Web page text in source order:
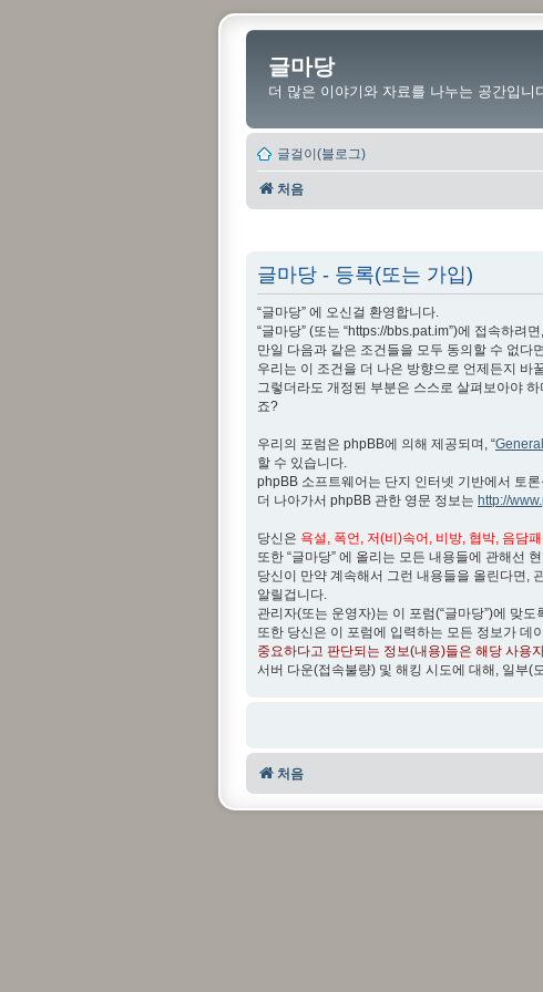
글마당
더 많은 이야기와 자료를 나누는 공간입니
글걸이(블로그)
처음
글마당 - 등록(또는 가입)
“글마당” 에 오신걸 환영합니다.
“글마당” (또는 “https://bbs.pat.im”)에 접속하
만일 다음과 같은 조건들을 모두 동의할 수 없다
우리는 이 조건을 더 나은 방향으로 언제든지 바
그렇더라도 개정된 부분은 스스로 살펴보아야
죠?
우리의 포럼은 phpBB에 의해 제공되며, “
할 수 있습니다.
phpBB 소프트웨어는 단지 인터넷 기반에서 토
더 나아가서 phpBB 관한 영문 정보는 http://
당신은 욕설, 폭언, 저(비)속어, 비방, 협박, 음담패
또한 “글마당” 에 올리는 모든 내용들에 관해선
당신이 만약 계속해서 그런 내용들을 올린다면,
알릴겁니다.
관리자(또는 운영자)는 이 포럼(“글마당”)에 맞
또한 당신은 이 포럼에 입력하는 모든 정보가 데
중요하다고 판단되는 정보(내용)들은 해당 사용
서버 다운(접속불량) 및 해킹 시도에 대해, 일부(
처음